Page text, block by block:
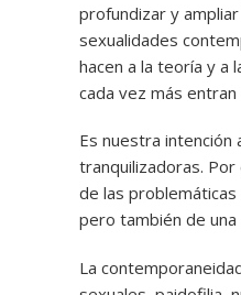
profundizar y
sexualidades
hacen a la teoría y a
cada vez más entran
Es nuestra
tranquilizadoras.
de las
pero también de
La